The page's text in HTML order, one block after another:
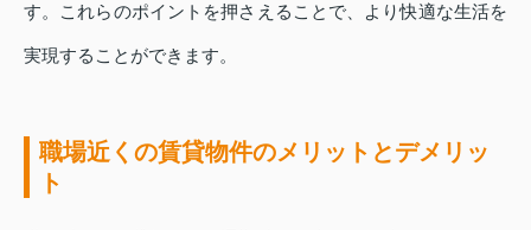
す。これらのポイントを押さえることで、より快適な生活を
実現することができます。
職場近くの賃貸物件のメリットとデメリッ
ト